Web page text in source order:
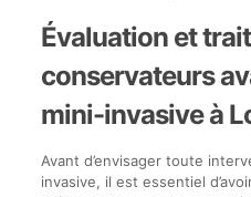
Évaluation et
conservateurs
mini-invasive à
Avant d’envisager toute
invasive, il est essentiel